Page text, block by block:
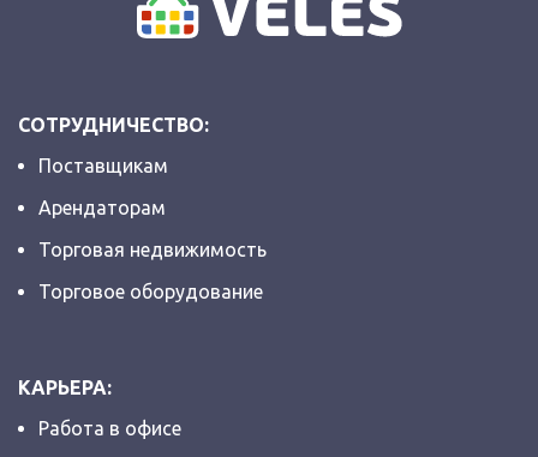
СОТРУДНИЧЕСТВО:
Поставщикам
Арендаторам
Торговая недвижимость
Торговое оборудование
КАРЬЕРА:
Работа в офисе